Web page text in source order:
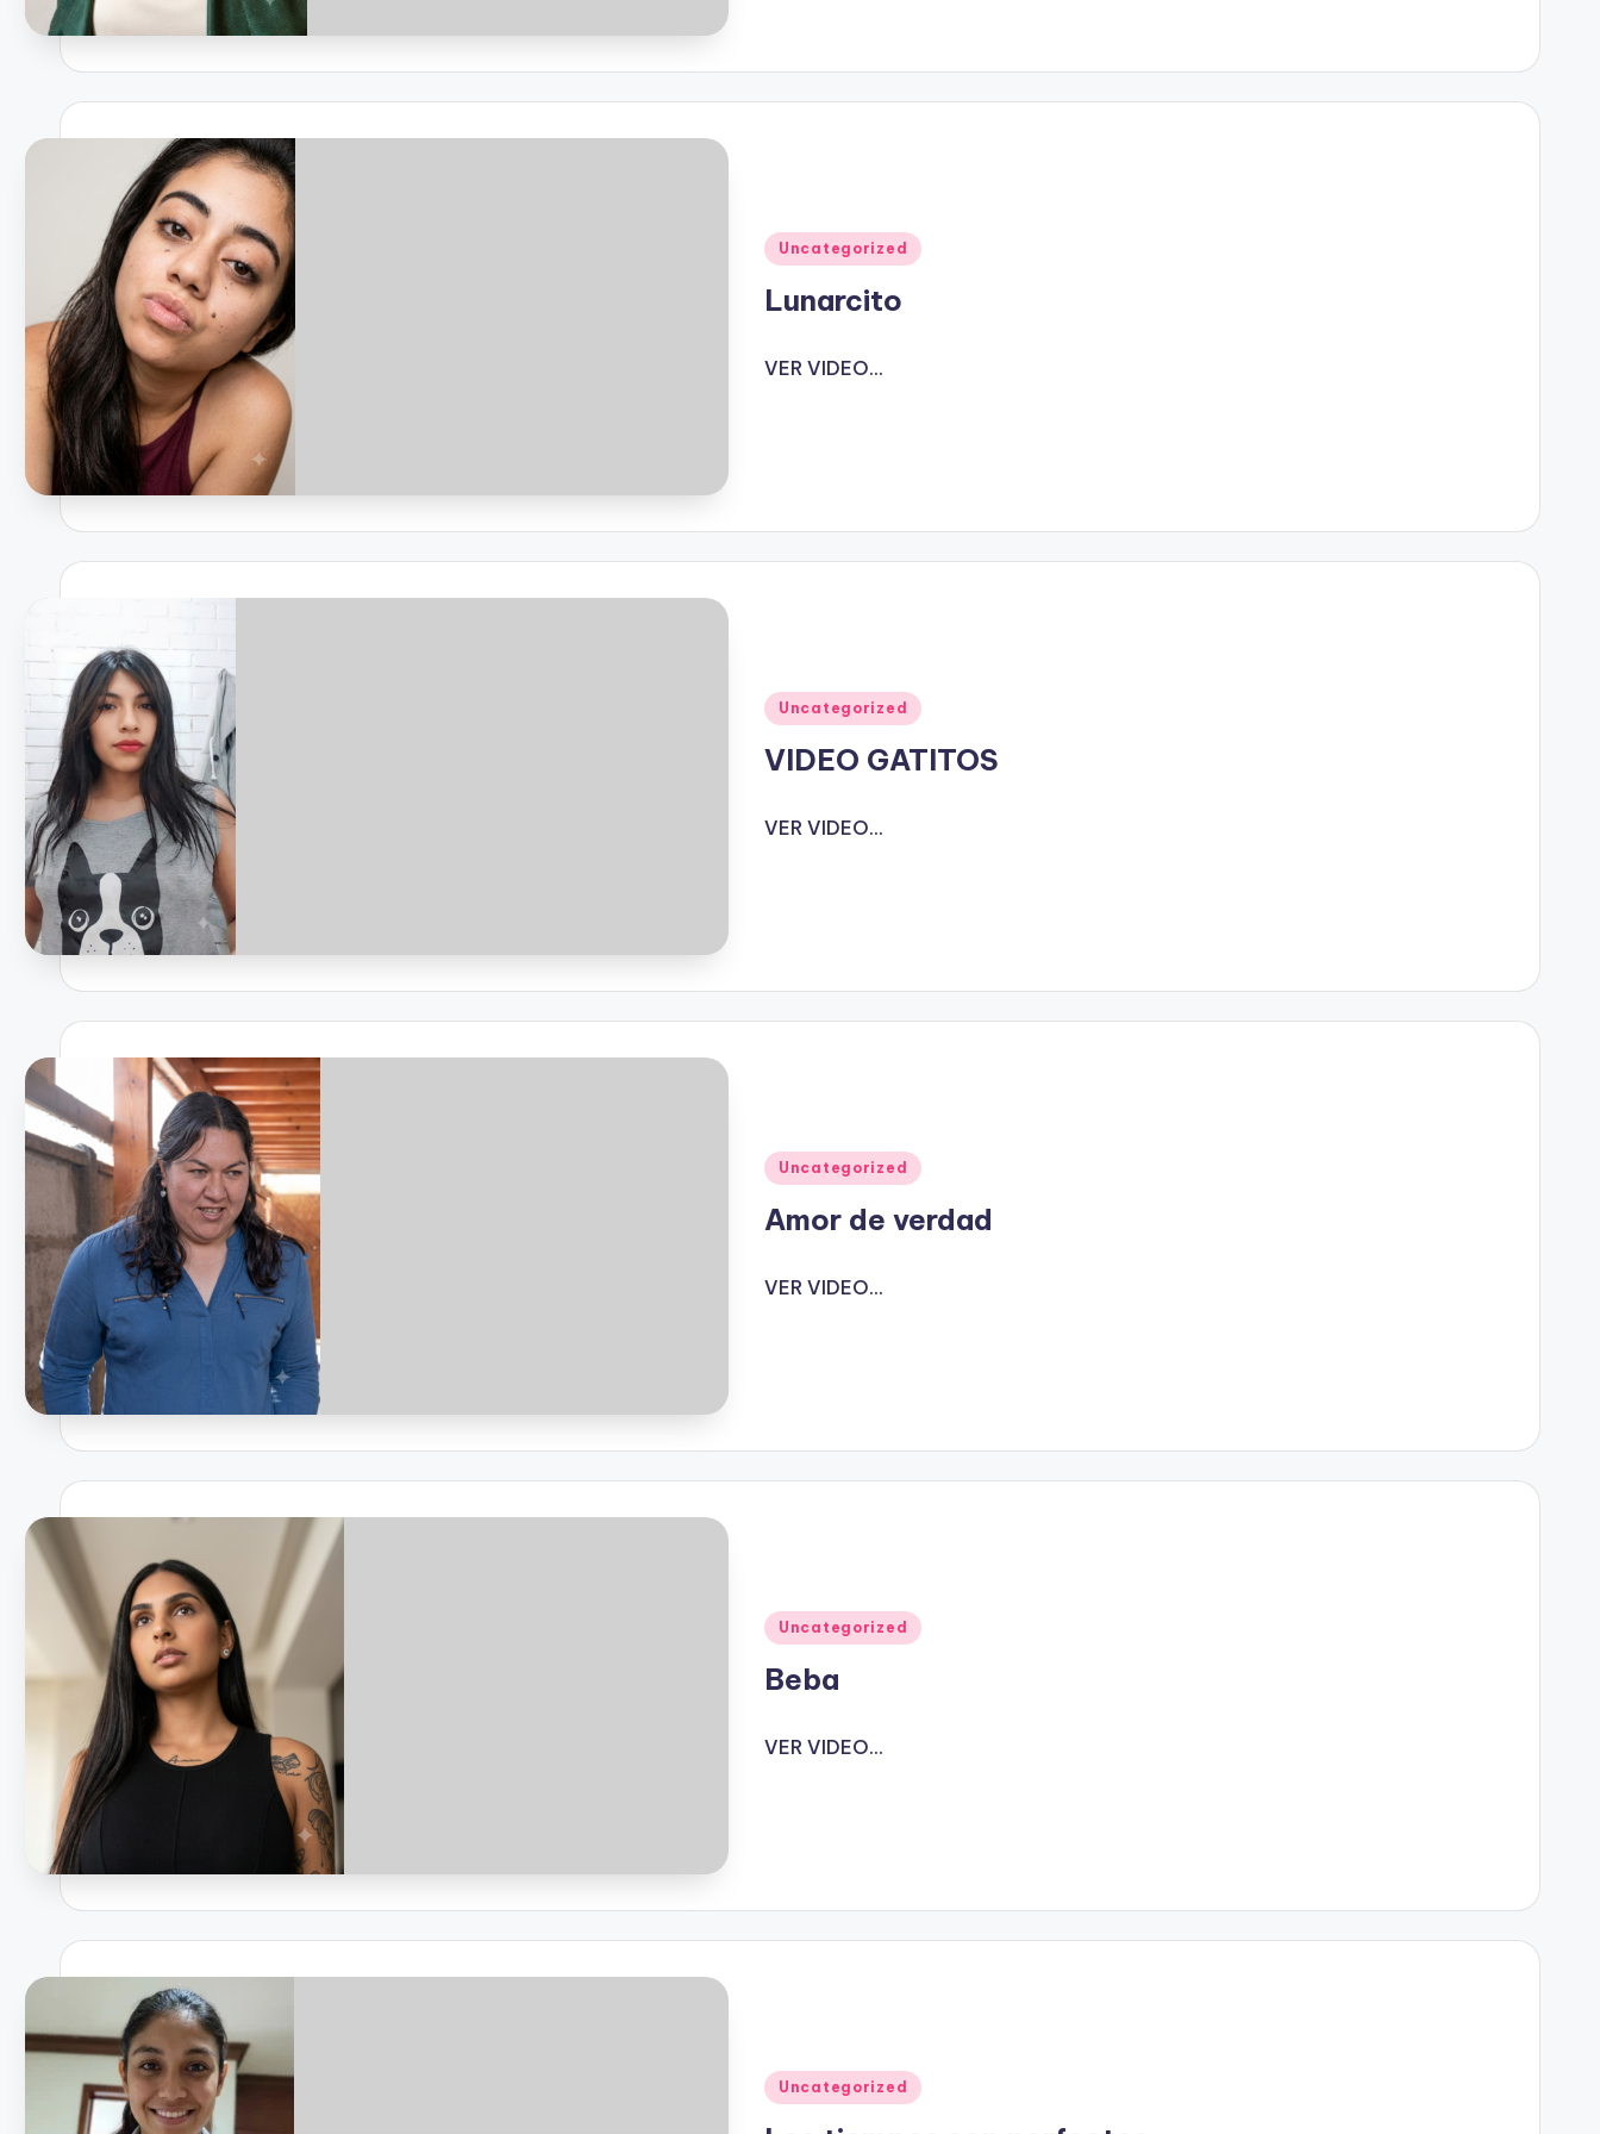
Publicado
Uncategorized
Lunarcito
VER VIDEO...
Publicado
Uncategorized
VIDEO GATITOS
VER VIDEO...
Publicado
Uncategorized
Amor de verdad
VER VIDEO...
Publicado
Uncategorized
Beba
VER VIDEO...
Publicado
Uncategorized